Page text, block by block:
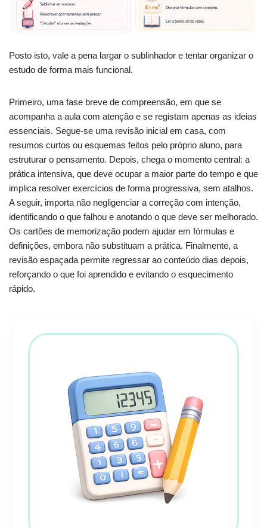
Posto isto, vale a pena largar o sublinhador e tentar organizar o
estudo de forma mais funcional.
Primeiro, uma fase breve de compreensão, em que se
acompanha a aula com atenção e se registam apenas as ideias
essenciais. Segue‑se uma revisão inicial em casa, com
resumos curtos ou esquemas feitos pelo próprio aluno, para
estruturar o pensamento. Depois, chega o momento central: a
prática intensiva, que deve ocupar a maior parte do tempo e que
implica resolver exercícios de forma progressiva, sem atalhos.
A seguir, importa não negligenciar a correção com intenção,
identificando o que falhou e anotando o que deve ser melhorado.
Os cartões de memorização podem ajudar em fórmulas e
definições, embora não substituam a prática. Finalmente, a
revisão espaçada permite regressar ao conteúdo dias depois,
reforçando o que foi aprendido e evitando o esquecimento
rápido.